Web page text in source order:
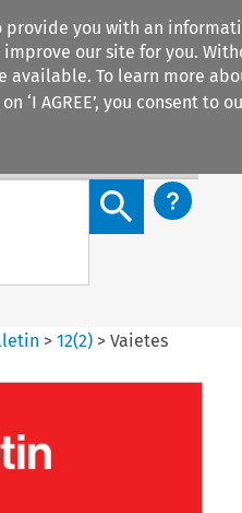
provide you with an
our site for you.
To learn more
‘I AGREE’, you consent to
Search content
>12(2) >Vaietes